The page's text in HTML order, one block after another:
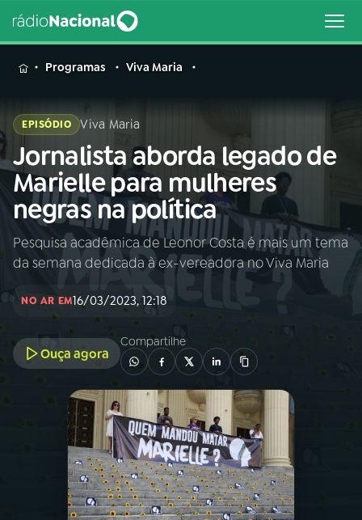
MENU
Buscar
na
Rádio
Nacional
Buscar
AO VIVO
INÍCIO
A RÁDIO
PROGRAMAÇÃO
PROGRAMAS
PODCASTS
Programas Viva Maria
EPISÓDIO Viva Maria
Jornalista aborda legado de
Marielle para mulheres
negras na política
Pesquisa acadêmica de Leonor Costa é mais um tema
da semana dedicada à ex-vereadora no Viva Maria
NO AR EM16/03/2023, 12:18
Ouça agora
Compartilhe